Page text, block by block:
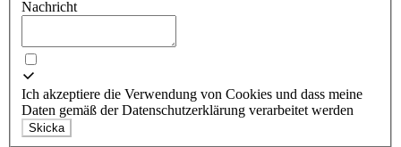
Nachricht
Ich akzeptiere die Verwendung von Cookies und dass meine
Daten gemäß der Datenschutzerklärung verarbeitet werden
Skicka